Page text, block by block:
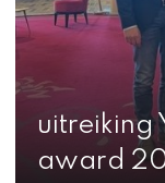
uitreiking
award